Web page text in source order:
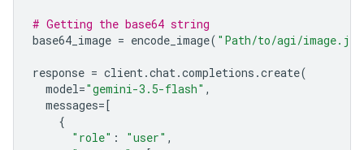
# Getting the base64 string
base64_image = encode_image( "Path/to/agi/
response = client.chat.completions .create(
model="gemini-3.5-flash" ,
messages=[
{
"role" : "user" ,